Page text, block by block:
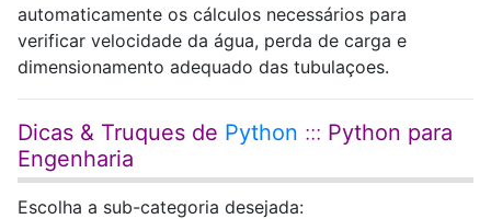
automaticamente os cálculos necessários para
verificar velocidade da água, perda de carga e
dimensionamento adequado das tubulaçoes.
Dicas & Truques de Python ::: Python para
Engenharia
Escolha a sub-categoria desejada: